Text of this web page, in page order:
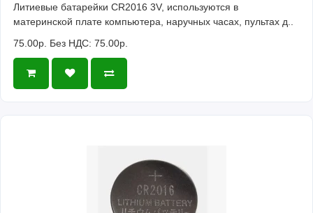
Литиевые батарейки CR2016 3V, используются в
материнской плате компьютера, наручных часах, пультах д..
75.00р. Без НДС: 75.00р.